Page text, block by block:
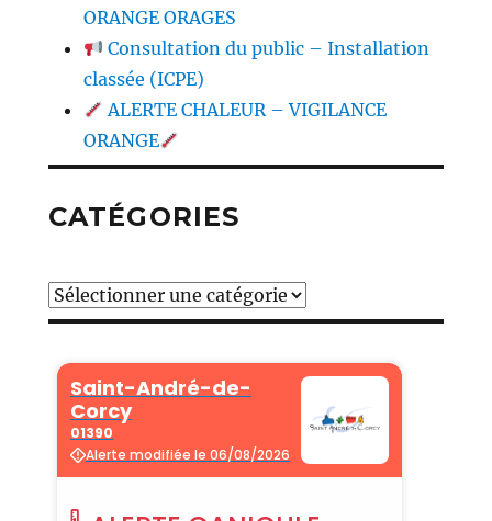
ORANGE ORAGES
Consultation du public – Installation
classée (ICPE)
ALERTE CHALEUR – VIGILANCE
ORANGE
CATÉGORIES
Catégories